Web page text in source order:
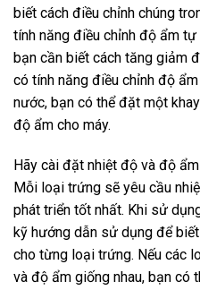
biết cách điều chỉnh chúng
tính năng điều chỉnh độ ẩm
bạn cần biết cách tăng giảm
có tính năng điều chỉnh độ
nước, bạn có thể đặt một
độ ẩm cho máy.
Hãy cài đặt nhiệt độ và độ
Mỗi loại trứng sẽ yêu cầu
phát triển tốt nhất. Khi sử
kỹ hướng dẫn sử dụng để
cho từng loại trứng. Nếu các
và độ ẩm giống nhau, bạn có